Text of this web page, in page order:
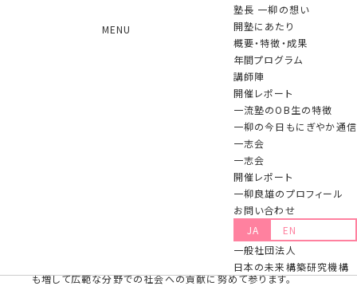
MENU
塾長 一柳の想い
開塾にあたり
概要・特徴・成果
年間プログラム
講師陣
開催レポート
一流塾のOB生の特徴
一柳の今日もにぎやか通信
一志会
一志会
開催レポート
一柳良雄のプロフィール
お問い合わせ
JA
EN
一般社団法人
日本の未来構築研究機構
KPMGジャパン共同チェアマン）が顧
問に就任されました
2026.07.01 更新
本日、７月１日付けで、知野 雅彦氏（㈱日立製作所社外取締役、
㈱デジタルガレージ社外取締役、元KPMGジャパン共同チェアマ
ン、元KPMG アドバイザリーホールディングス㈱代表取締役社
当社は、特別顧問制度、顧問制度を設けて各分野のトップクラス
の専門家の方々との相互協力関係を構築し、当社業務全般につ
いて大所高所からご指導いただいております。卓越した見識並び
に豊富な経験を有する知野雅彦氏にご指導いただきつつ、従来に
も増して広範な分野での社会への貢献に努めて参ります。